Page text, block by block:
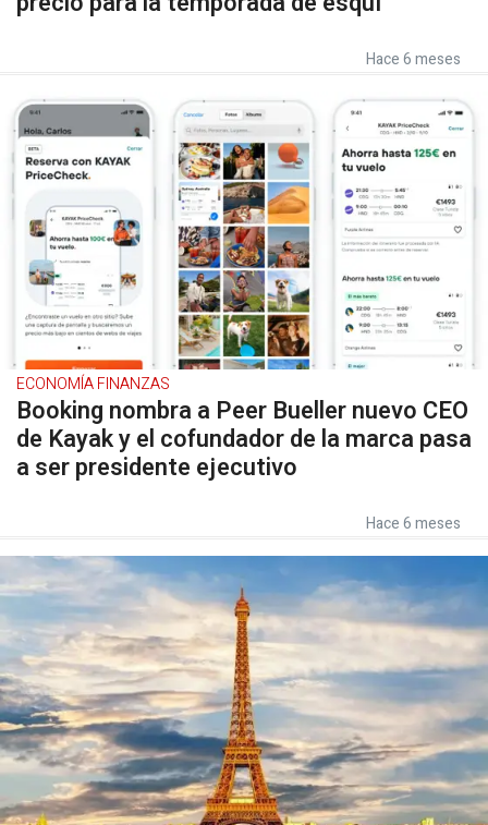
Hace 6 meses
ECONOMÍA FINANZAS
Booking nombra a Peer Bueller nuevo CEO
de Kayak y el cofundador de la marca pasa
a ser presidente ejecutivo
Hace 6 meses